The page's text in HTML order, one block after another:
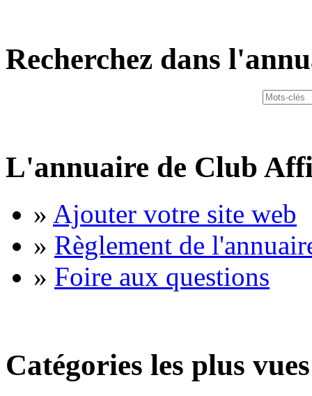
Recherchez dans
L'annuaire de Club
» Ajouter votre site web
» Règlement de
» Foire aux questions
Catégories les plus vues